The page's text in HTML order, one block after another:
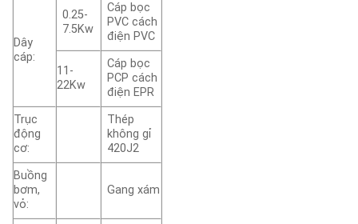
Dây
cáp:
0.25-
7.5Kw
Cáp bọc
PVC cách
điện PVC
11-
22Kw
Cáp bọc
PCP cách
điện EPR
Trục
động
cơ:
Thép
không gỉ
420J2
Buồng
bơm,
vỏ:
Gang xám